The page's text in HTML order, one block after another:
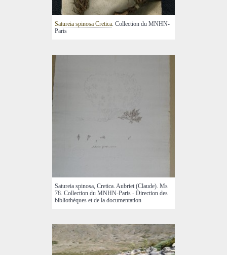
Satureia spinosa Cretica. Collection du MNHN-
Paris
Satureia spinosa, Cretica. Aubriet (Claude). Ms
78. Collection du MNHN-Paris - Direction des
bibliothèques et de la documentation